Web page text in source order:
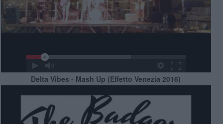
Delta Vibes - Mash Up (Effetto Venezia 2016)